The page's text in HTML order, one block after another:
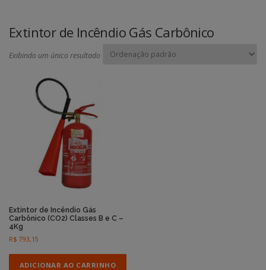
Extintor de Incêndio Gás Carbônico
Exibindo um único resultado
Extintor de Incêndio Gás
Carbônico (CO2) Classes B e C –
4Kg
R$ 793,15
ADICIONAR AO CARRINHO